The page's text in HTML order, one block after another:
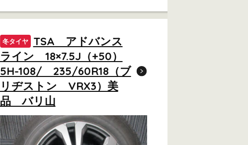
冬タイヤ
TSA アドバンス
ライン 18×7.5J（+50）
5H-108/ 235/60R18（ブ
リヂストン VRX3）美
品 バリ山